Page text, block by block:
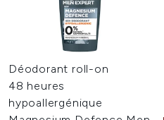
Déodorant roll-on
48 heures
hypoallergénique